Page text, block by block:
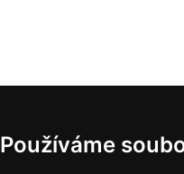
Používáme